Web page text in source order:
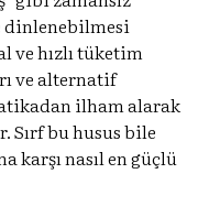
hızlı tüketim
ve alternatif
ilham alarak
Sırf bu husus bile
karşı nasıl en güçlü